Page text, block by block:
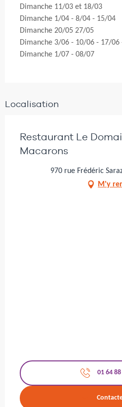
Dimanche 11/03 et 18/03
Dimanche 1/04 - 8/04 - 15/04
Dimanche 20/05 27/05
Dimanche 3/06 - 10/06 - 17/06
Dimanche 1/07 - 08/07
Localisation
Restaurant Le
Macarons
970 rue Frédéric
M'y
01 64